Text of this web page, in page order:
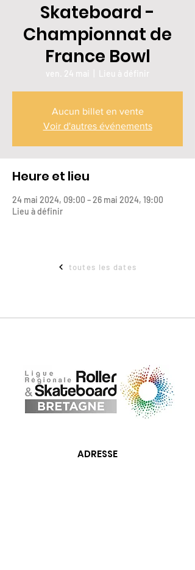
Skateboard -
Championnat de
France Bowl
ven. 24 mai Lieu à définir
Aucun billet en vente
Voir d'autres événements
Heure et lieu
24 mai 2024, 09:00 – 26 mai 2024, 19:00
Lieu à définir
toutes les dates
ADRESSE